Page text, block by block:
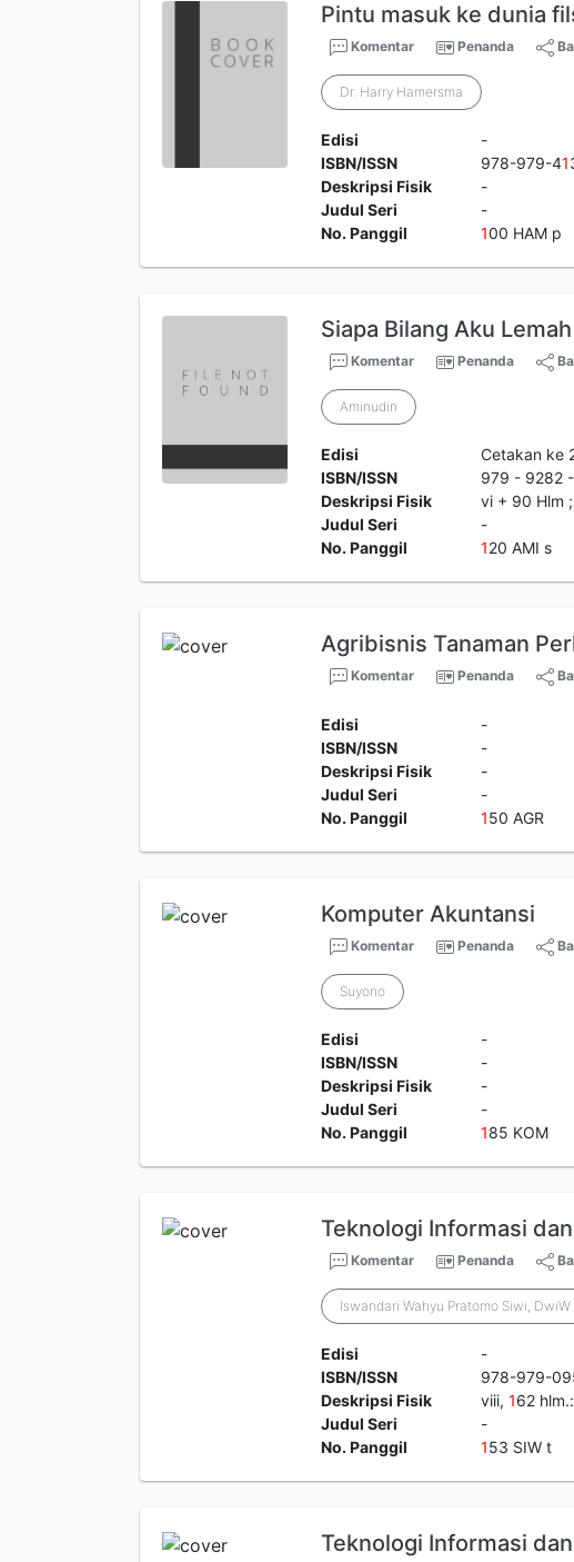
Pintu masuk ke dunia
Komentar Penanda
Dr. Harry Hamersma
Edisi
-
ISBN/ISSN
978-979-41
Deskripsi Fisik
-
Judul Seri
-
No. Panggil
100 HAM p
Siapa Bilang Aku Lemah
Komentar Penanda
Aminudin
Edisi
Cetakan ke
ISBN/ISSN
979 - 9282
Deskripsi Fisik
vi + 90 Hlm
Judul Seri
-
No. Panggil
120 AMI s
Agribisnis Tanaman
Komentar Penanda
Edisi
-
ISBN/ISSN
-
Deskripsi Fisik
-
Judul Seri
-
No. Panggil
150 AGR
Komputer Akuntansi
Komentar Penanda
Suyono
Edisi
-
ISBN/ISSN
-
Deskripsi Fisik
-
Judul Seri
-
No. Panggil
185 KOM
Teknologi Informasi
Komentar Penanda
Iswandari Wahyu Pratomo Siwi,
Edisi
-
ISBN/ISSN
978-979-
Deskripsi Fisik
viii, 162
Judul Seri
-
No. Panggil
153 SIW t
Teknologi Informasi